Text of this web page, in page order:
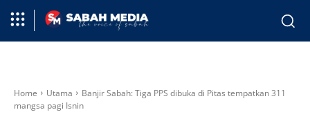
Home Utama
Banjir Sabah: Tiga PPS dibuka di Pitas tempatkan 311
mangsa pagi Isnin